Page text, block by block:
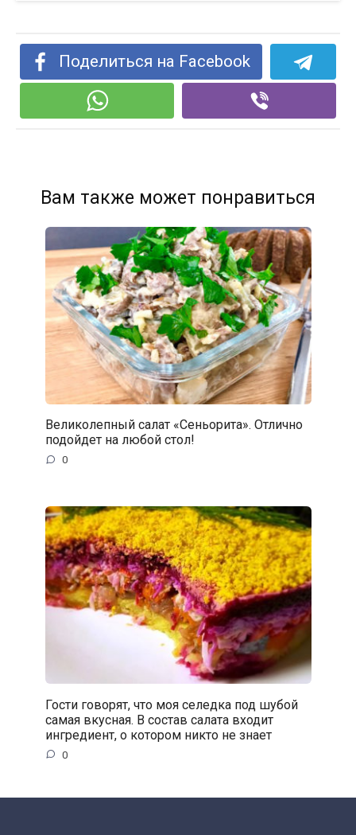
Поделиться на Facebook
Вам также может понравиться
Великолепный cалат «Сеньорита». Отлично
подойдет на любой стол!
0
Гости говорят, что моя селедка под шубой
самая вкусная. В состав салата входит
ингредиент, о котором никто не знает
0